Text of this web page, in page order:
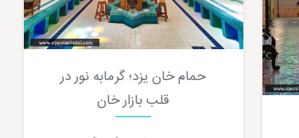
حمام خان یزد؛ گرمابه نور در
قلب بازار خان